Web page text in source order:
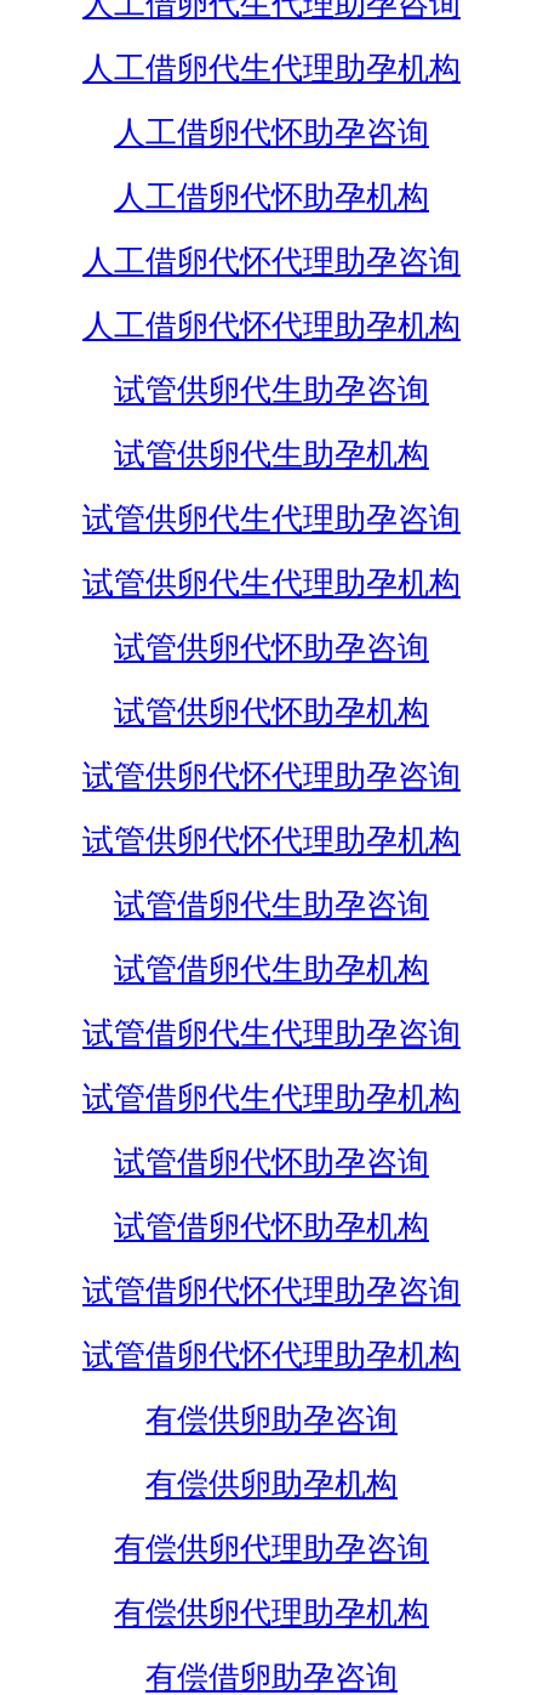
人工借卵代生代理助孕机构
人工借卵代怀助孕咨询
人工借卵代怀助孕机构
人工借卵代怀代理助孕咨询
人工借卵代怀代理助孕机构
试管供卵代生助孕咨询
试管供卵代生助孕机构
试管供卵代生代理助孕咨询
试管供卵代生代理助孕机构
试管供卵代怀助孕咨询
试管供卵代怀助孕机构
试管供卵代怀代理助孕咨询
试管供卵代怀代理助孕机构
试管借卵代生助孕咨询
试管借卵代生助孕机构
试管借卵代生代理助孕咨询
试管借卵代生代理助孕机构
试管借卵代怀助孕咨询
试管借卵代怀助孕机构
试管借卵代怀代理助孕咨询
试管借卵代怀代理助孕机构
有偿供卵助孕咨询
有偿供卵助孕机构
有偿供卵代理助孕咨询
有偿供卵代理助孕机构
有偿借卵助孕咨询